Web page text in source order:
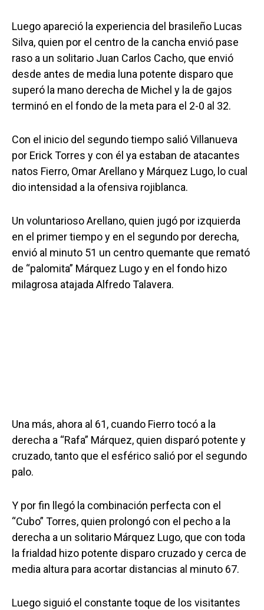
Luego apareció la experiencia del brasileño Lucas
Silva, quien por el centro de la cancha envió pase
raso a un solitario Juan Carlos Cacho, que envió
desde antes de media luna potente disparo que
superó la mano derecha de Michel y la de gajos
terminó en el fondo de la meta para el 2-0 al 32.
Con el inicio del segundo tiempo salió Villanueva
por Erick Torres y con él ya estaban de atacantes
natos Fierro, Omar Arellano y Márquez Lugo, lo cual
dio intensidad a la ofensiva rojiblanca.
Un voluntarioso Arellano, quien jugó por izquierda
en el primer tiempo y en el segundo por derecha,
envió al minuto 51 un centro quemante que remató
de “palomita” Márquez Lugo y en el fondo hizo
milagrosa atajada Alfredo Talavera.
Una más, ahora al 61, cuando Fierro tocó a la
derecha a “Rafa” Márquez, quien disparó potente y
cruzado, tanto que el esférico salió por el segundo
palo.
Y por fin llegó la combinación perfecta con el
“Cubo” Torres, quien prolongó con el pecho a la
derecha a un solitario Márquez Lugo, que con toda
la frialdad hizo potente disparo cruzado y cerca de
media altura para acortar distancias al minuto 67.
Luego siguió el constante toque de los visitantes